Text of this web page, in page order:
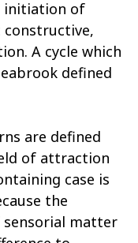
initiation of
constructive,
A cycle which
defined
are defined
of attraction
case is
the
sensorial matter